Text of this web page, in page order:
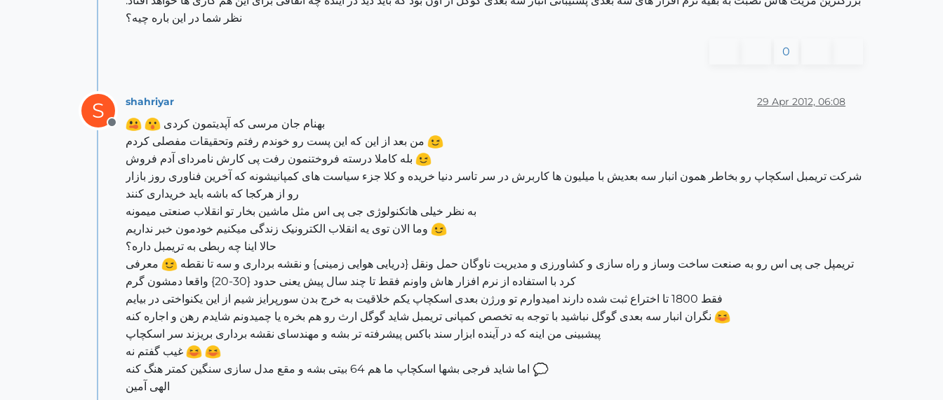
نظر شما در این باره چیه؟
0
S
Offline
shahriyar 29 Apr 2012, 06:08
بهنام جان مرسی که آپدیتمون کردی
من بعد از این که این پست رو خوندم رفتم وتحقیقات مفصلی کردم
بله کاملا درسته فروختنمون رفت پی کارش نامردای آدم فروش
شرکت تریمبل اسکچاپ رو بخاطر همون انبار سه بعدیش با میلیون ها کاربرش در سر تاسر دنیا خریده و کلا جزء سیاست های کمپانیشونه که آخرین فناوری روز بازار
رو از هرکجا که باشه باید خریداری کنند
به نظر خیلی هاتکنولوژی جی پی اس مثل ماشین بخار تو انقلاب صنعتی میمونه
وما الان توی یه انقلاب الکترونیک زندگی میکنیم خودمون خبر نداریم
حالا اینا چه ربطی به تریمبل داره؟
تریمپل جی پی اس رو به صنعت ساخت وساز و راه سازی و کشاورزی و مدیریت ناوگان حمل ونقل {دریایی هوایی زمینی} و نقشه برداری و سه تا نقطه
معرفی
کرد با استفاده از نرم افزار هاش واونم فقط تا چند سال پیش یعنی حدود {30-20} واقعا دمشون گرم
فقط 1800 تا اختراع ثبت شده دارند امیدوارم تو ورژن بعدی اسکچاپ یکم خلاقیت به خرج بدن سورپرایز شیم از این یکنواختی در بیایم
نگران انبار سه بعدی گوگل نباشید با توجه به تخصص کمپانی تریمبل شاید گوگل ارث رو هم بخره یا چمیدونم شایدم رهن و اجاره کنه
پیشبینی من اینه که در آینده ابزار سند باکس پیشرفته تر بشه و مهندسای نقشه برداری بریزند سر اسکچاپ
غیب گفتم نه
اما شاید فرجی بشها اسکچاپ ما هم 64 بیتی بشه و مقع مدل سازی سنگین کمتر هنگ کنه
الهی آمین